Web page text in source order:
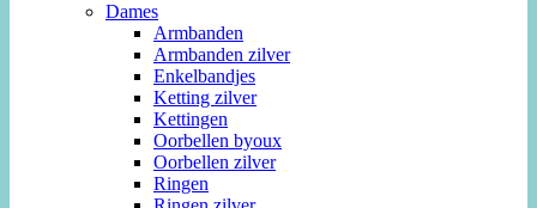
Dames
Armbanden
Armbanden zilver
Enkelbandjes
Ketting zilver
Kettingen
Oorbellen byoux
Oorbellen zilver
Ringen